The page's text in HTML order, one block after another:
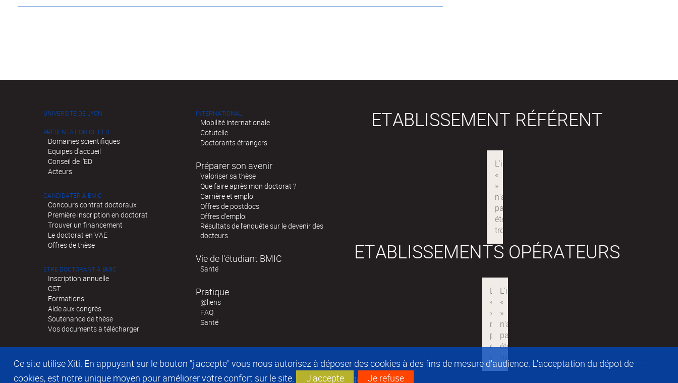
Ce site utilise Xiti. En appuyant sur le bouton "j'accepte" vous nous autorisez à déposer des cookies à des fins de mesure d'audience. L'acceptation du dépot de
cookies, est notre unique moyen pour améliorer votre confort sur le site.
J'accepte Je refuse
UNIVERSITÉ DE LYON
PRÉSENTATION DE L'ED
Domaines scientifiques
Equipes d'accueil
Conseil de l'ED
Acteurs
CANDIDATER À BMIC
Concours contrat doctoraux
Première inscription en doctorat
Trouver un financement
Le doctorat en VAE
Offres de thèse
ETRE DOCTORANT À BMIC
Inscription annuelle
CST
Formations
Aide aux congrès
Soutenance de thèse
Vos documents à télécharger
INTERNATIONAL
Mobilité internationale
Cotutelle
Doctorants étrangers
Préparer son avenir
Valoriser sa thèse
Que faire après mon doctorat ?
Carrière et emploi
Offres de postdocs
Offres d’emploi
Résultats de l’enquête sur le devenir des
docteurs
Vie de l'étudiant BMIC
Santé
Pratique
@liens
FAQ
Santé
ETABLISSEMENT RÉFÉRENT
ETABLISSEMENTS OPÉRATEURS
Mentions légales